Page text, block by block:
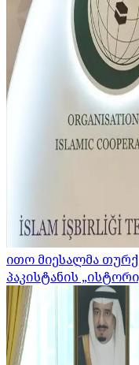
ითო მიესალმა
პაკისტანის